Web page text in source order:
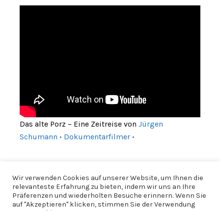
Das alte Porz – Eine Zeitreise von Jürgen
Schumann • Dokumentarfilmer •
Wir verwenden Cookies auf unserer Website, um Ihnen die
relevanteste Erfahrung zu bieten, indem wir uns an Ihre
Präferenzen und wiederholten Besuche erinnern. Wenn Sie
auf "Akzeptieren" klicken, stimmen Sie der Verwendung